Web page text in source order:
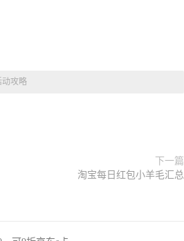
动攻略
下一篇
淘宝每日红包小羊毛汇总